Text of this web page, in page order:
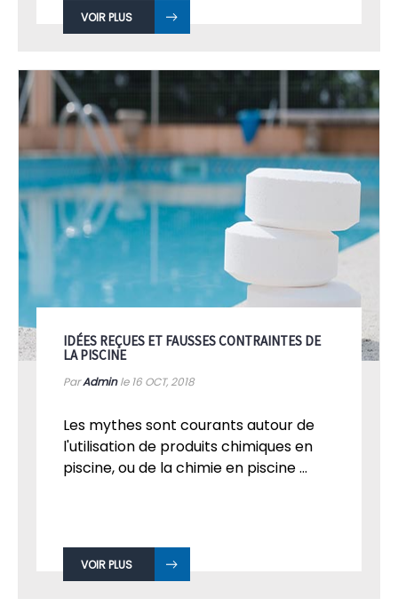
VOIR PLUS
IDÉES REÇUES ET FAUSSES CONTRAINTES DE
LA PISCINE
ParAdminle 16 OCT, 2018
Les mythes sont courants autour de
l'utilisation de produits chimiques en
piscine, ou de la chimie en piscine ...
VOIR PLUS